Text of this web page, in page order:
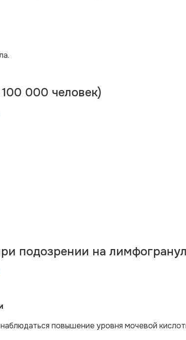
000 человек)
подозрении на
повышение уровня мочевой